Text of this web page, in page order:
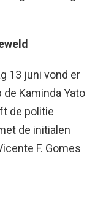
13 juni vond er
Kaminda Yato
de politie
de initialen
F. Gomes